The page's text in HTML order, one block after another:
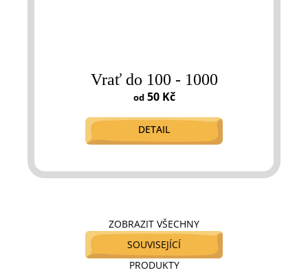
Vrať do 100 - 1000
od50 Kč
DETAIL
ZOBRAZIT VŠECHNY
SOUVISEJÍCÍ
PRODUKTY